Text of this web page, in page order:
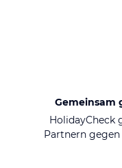
Gemeinsam
HolidayCheck
Partnern